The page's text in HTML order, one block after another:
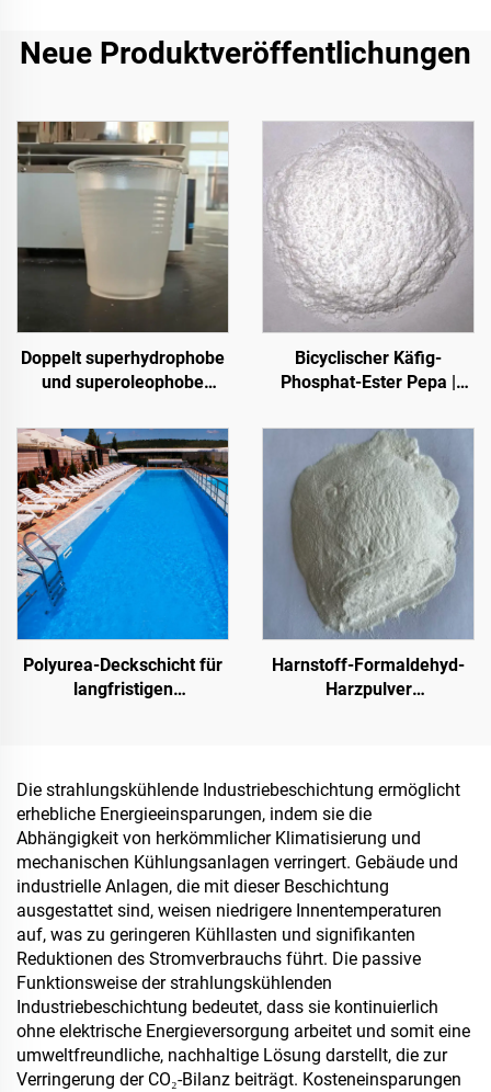
Neue Produktveröffentlichungen
Doppelt superhydrophobe
und superoleophobe
Verwendung mit
Strahlungskühlbeschichtungen
oder in anderen
Szenarien, bei denen
hydrophobe und
oleophobe Eigenschaften
erforderlich sind
Bicyclischer Käfig-
Phosphat-Ester Pepa |
Epoxidharz, PP-, EVA-
Materialien
Polyurea-Deckschicht für
langfristigen
Harnstoff-Formaldehyd-
Harzpulver
Spanplatten, darunter
Mehrschicht-Sperrholz,
Feinholzplatten, Öko-
Platten, furnierte
Spanplatten usw.
Die strahlungskühlende Industriebeschichtung ermöglicht
erhebliche Energieeinsparungen, indem sie die
Abhängigkeit von herkömmlicher Klimatisierung und
mechanischen Kühlungsanlagen verringert. Gebäude und
industrielle Anlagen, die mit dieser Beschichtung
ausgestattet sind, weisen niedrigere Innentemperaturen
auf, was zu geringeren Kühllasten und signifikanten
Reduktionen des Stromverbrauchs führt. Die passive
Funktionsweise der strahlungskühlenden
Industriebeschichtung bedeutet, dass sie kontinuierlich
ohne elektrische Energieversorgung arbeitet und somit eine
umweltfreundliche, nachhaltige Lösung darstellt, die zur
Verringerung der CO₂-Bilanz beiträgt. Kosteneinsparungen